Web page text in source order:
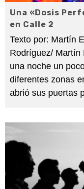
Una «Dosis
en Calle 2
Texto por: Martín
Rodríguez/ Martín
una noche un
diferentes zonas
abrió sus puertas